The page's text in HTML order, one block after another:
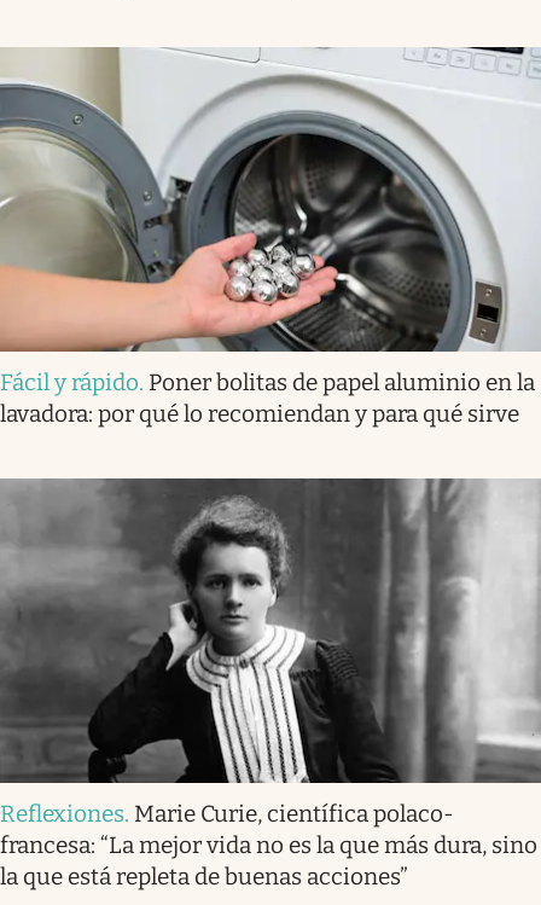
Fácil y rápido. Poner bolitas de papel aluminio en la
lavadora: por qué lo recomiendan y para qué sirve
Reflexiones. Marie Curie, científica polaco-
francesa: “La mejor vida no es la que más dura, sino
la que está repleta de buenas acciones”